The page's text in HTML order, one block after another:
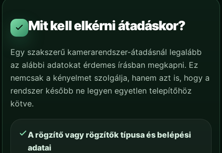
Mit kell elkérni átadáskor?
Egy szakszerű kamerarendszer-átadásnál legalább
az alábbi adatokat érdemes írásban megkapni. Ez
nemcsak a kényelmet szolgálja, hanem azt is, hogy a
rendszer később ne legyen egyetlen telepítőhöz
kötve.
A rögzítő vagy rögzítők típusa és belépési
adatai